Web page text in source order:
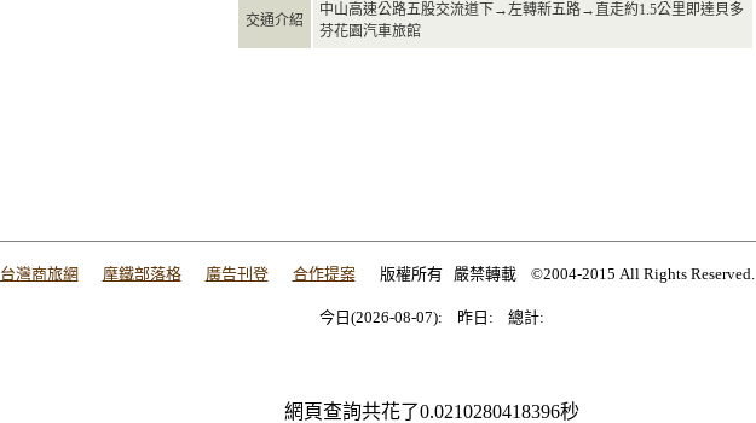
交通介紹
中山高速公路五股交流道下→左轉新五路→直走約1.5公里即達貝多
芬花園汽車旅館
台灣商旅網 摩鐵部落格 廣告刊登 合作提案 版權所有 嚴禁轉載 ©2004-2015 All Rights Reserved.
今日(2026-08-07): 昨日: 總計:
網頁查詢共花了0.0210280418396秒